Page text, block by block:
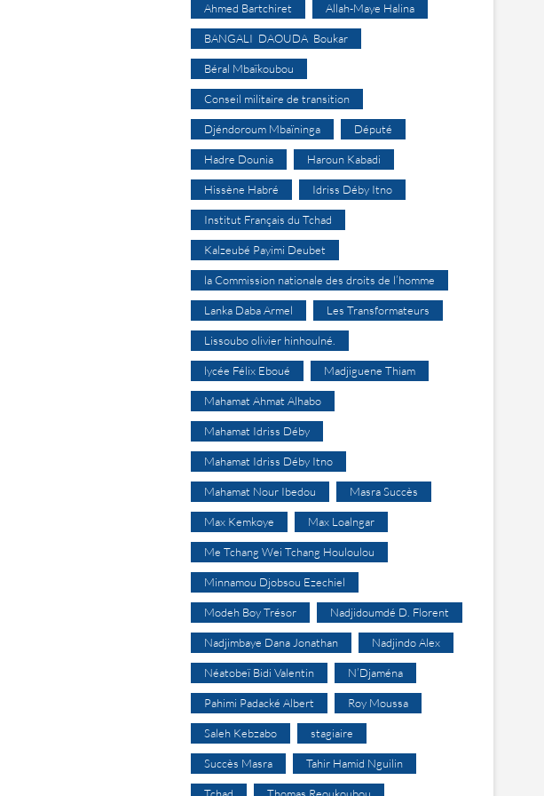
Ahmed Bartchiret Allah-Maye Halina
BANGALI DAOUDA Boukar
Béral Mbaïkoubou
Conseil militaire de transition
Djéndoroum Mbaïninga Député
Hadre Dounia Haroun Kabadi
Hissène Habré Idriss Déby Itno
Institut Français du Tchad
Kalzeubé Payimi Deubet
la Commission nationale des droits de l’homme
Lanka Daba Armel Les Transformateurs
Lissoubo olivier hinhoulné.
lycée Félix Eboué Madjiguene Thiam
Mahamat Ahmat Alhabo
Mahamat Idriss Déby
Mahamat Idriss Déby Itno
Mahamat Nour Ibedou Masra Succès
Max Kemkoye Max Loalngar
Me Tchang Wei Tchang Houloulou
Minnamou Djobsou Ezechiel
Modeh Boy Trésor Nadjidoumdé D. Florent
Nadjimbaye Dana Jonathan Nadjindo Alex
Néatobeï Bidi Valentin N’Djaména
Pahimi Padacké Albert Roy Moussa
Saleh Kebzabo stagiaire
Succès Masra Tahir Hamid Nguilin